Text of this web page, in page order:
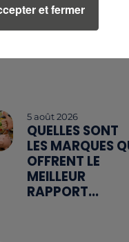
5 août 2026
QUELLES SONT
LES MARQUES
OFFRENT LE
MEILLEUR
RAPPORT...
et fermer